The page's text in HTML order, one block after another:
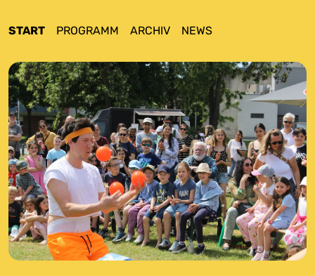
START PROGRAMM ARCHIV NEWS